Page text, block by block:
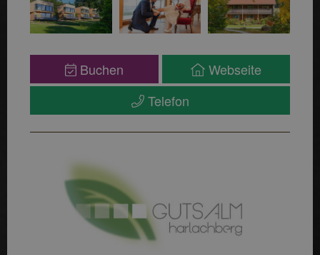
Buchen
Webseite
Telefon